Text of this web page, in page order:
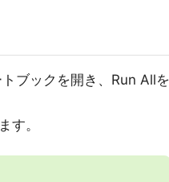
トブックを開き、Run Allを
す。